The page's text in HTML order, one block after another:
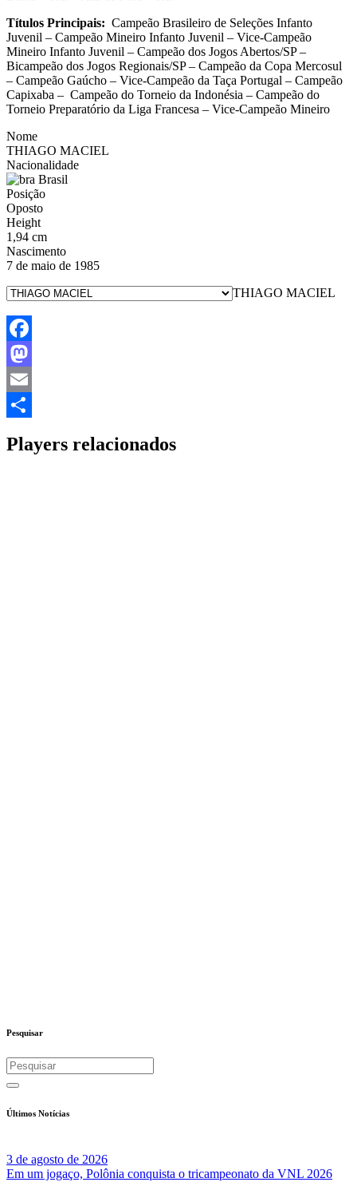
Títulos Principais: Campeão Brasileiro de Seleções Infanto
Juvenil – Campeão Mineiro Infanto Juvenil – Vice-Campeão
Mineiro Infanto Juvenil – Campeão dos Jogos Abertos/SP –
Bicampeão dos Jogos Regionais/SP – Campeão da Copa Mercosul
– Campeão Gaúcho – Vice-Campeão da Taça Portugal – Campeão
Capixaba – Campeão do Torneio da Indonésia – Campeão do
Torneio Preparatório da Liga Francesa – Vice-Campeão Mineiro
Nome
THIAGO MACIEL
Nacionalidade
Brasil
Posição
Oposto
Height
1,94 cm
Nascimento
7 de maio de 1985
THIAGO MACIEL
Facebook
Mastodon
Email
Players relacionados
Pesquisar
Últimos Notícias
3 de agosto de 2026
Em um jogaço, Polônia conquista o tricampeonato da VNL 2026